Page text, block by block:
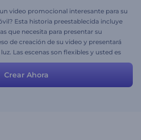
video promocional interesante para su
Esta historia preestablecida incluye
que necesita para presentar su
de creación de su video y presentará
Las escenas son flexibles y usted es
el resultado que desea.
Crear Ahora